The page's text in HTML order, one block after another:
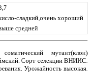
сладкий,очень хороший
средней
мутант(клон)
Сорт селекции ВНИИС.
Урожайность высокая.